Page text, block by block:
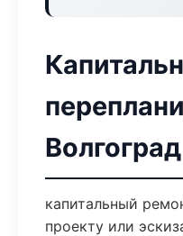
Волгоград
капитальный
проекту или